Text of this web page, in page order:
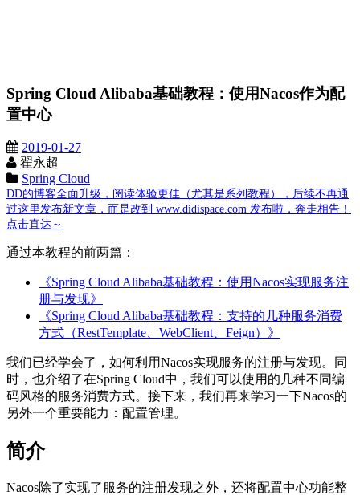
Spring Cloud Alibaba基础教程：使用Nacos作为配
置中心
2019-01-27
翟永超
Spring Cloud
DD的博客全面升级，阅读体验更佳（尤其是系列教程），后续不再通
过这里发布新文章，而是改到 www.didispace.com 发布啦，奔走相告！
点击直达～
通过本教程的前两篇：
《Spring Cloud Alibaba基础教程：使用Nacos实现服务注
册与发现》
《Spring Cloud Alibaba基础教程：支持的几种服务消费
方式（RestTemplate、WebClient、Feign）》
我们已经学会了，如何利用Nacos实现服务的注册与发现。同
时，也介绍了在Spring Cloud中，我们可以使用的几种不同编
码风格的服务消费方式。接下来，我们再来学习一下Nacos的
另外一个重要能力：配置管理。
简介
Nacos除了实现了服务的注册发现之外，还将配置中心功能整